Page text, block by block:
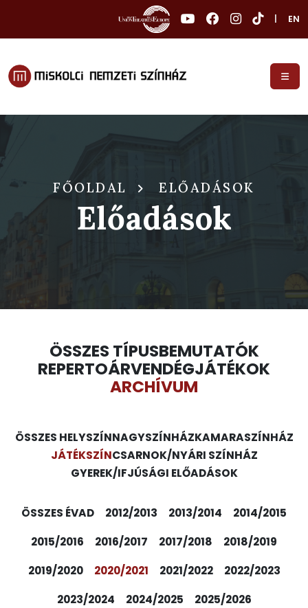
EN
FŐOLDAL ELŐADÁSOK
Előadások
ÖSSZES TÍPUSBEMUTATÓK
REPERTOÁRVENDÉGJÁTÉKOK
ARCHÍVUM
ÖSSZES HELYSZÍNNAGYSZÍNHÁZKAMARASZÍNHÁZ
JÁTÉKSZÍNCSARNOK/NYÁRI SZÍNHÁZ
GYEREK/IFJÚSÁGI ELŐADÁSOK
ÖSSZES ÉVAD 2012/2013 2013/2014
2014/2015
2015/2016
2016/2017 2017/2018
2018/2019
2019/2020
2020/2021 2021/2022
2022/2023
2023/2024
2024/2025 2025/2026